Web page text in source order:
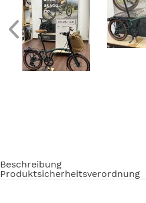
Beschreibung
Produktsicherheitsverordnung